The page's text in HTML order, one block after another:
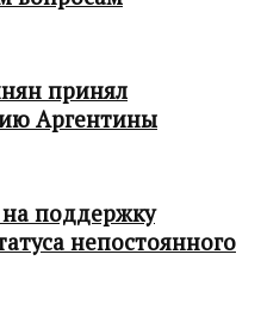
принял
Аргентины
поддержку
непостоянного